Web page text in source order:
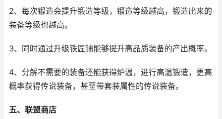
2、每次锻造会提升锻造等级，锻造等级越高，锻造出来的
装备等级也越高。
3、同时通过升级铁匠铺能够提升高品质装备的产出概率。
4、分解不需要的装备还能获得炉温，进行高温锻造，更高
概率获得传说装备，甚至带套装属性的传说装备。
五、联盟商店